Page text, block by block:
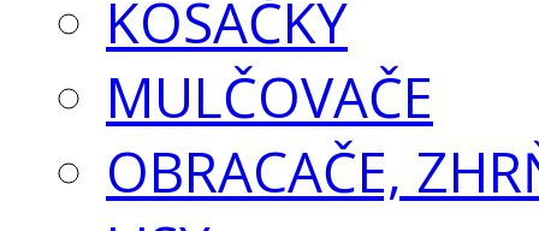
KOSAČKY
MULČOVAČE
OBRACAČE,